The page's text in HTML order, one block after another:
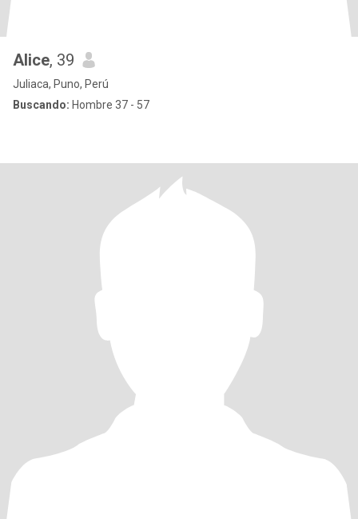
Alice, 39
Juliaca, Puno, Perú
Buscando: Hombre 37 - 57